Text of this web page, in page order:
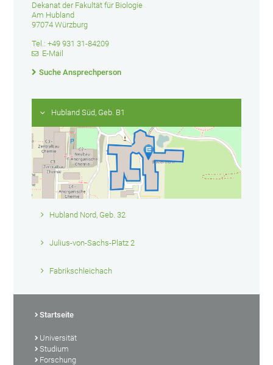
Dekanat der Fakultät für Biologie
Am Hubland
97074 Würzburg
Tel.: +49 931 31-84209
E-Mail
Suche Ansprechperson
Hubland Süd, Geb. B1
Hubland Nord, Geb. 32
Julius-von-Sachs-Platz 2
Fabrikschleichach
Startseite
Universität
Studium
Forschung